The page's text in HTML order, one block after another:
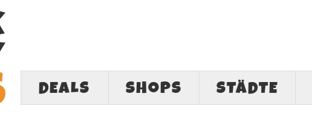
DEALS SHOPS STÄDTE